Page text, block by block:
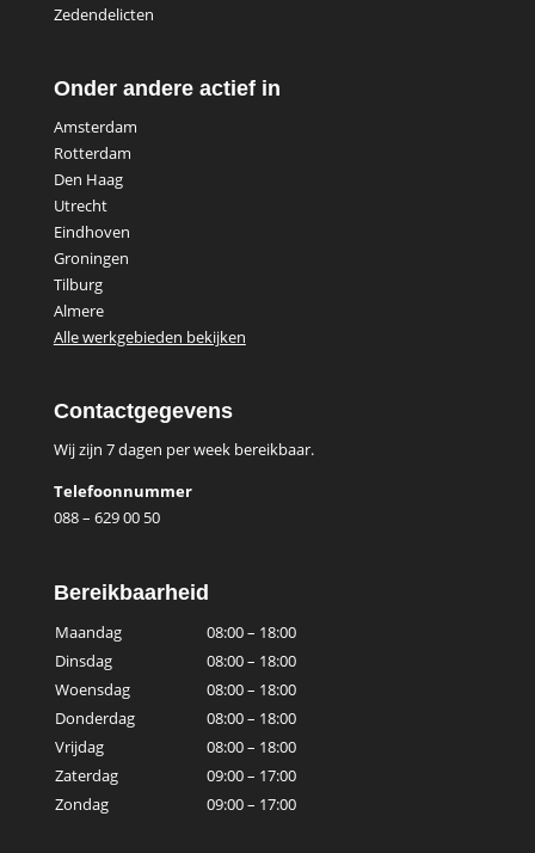
Zedendelicten
Onder andere actief in
Amsterdam
Rotterdam
Den Haag
Utrecht
Eindhoven
Groningen
Tilburg
Almere
Alle werkgebieden bekijken
Contactgegevens
Wij zijn 7 dagen per week bereikbaar.
Telefoonnummer
088 – 629 00 50
Bereikbaarheid
Maandag
08:00 – 18:00
Dinsdag
08:00 – 18:00
Woensdag
08:00 – 18:00
Donderdag
08:00 – 18:00
Vrijdag
08:00 – 18:00
Zaterdag
09:00 – 17:00
Zondag
09:00 – 17:00